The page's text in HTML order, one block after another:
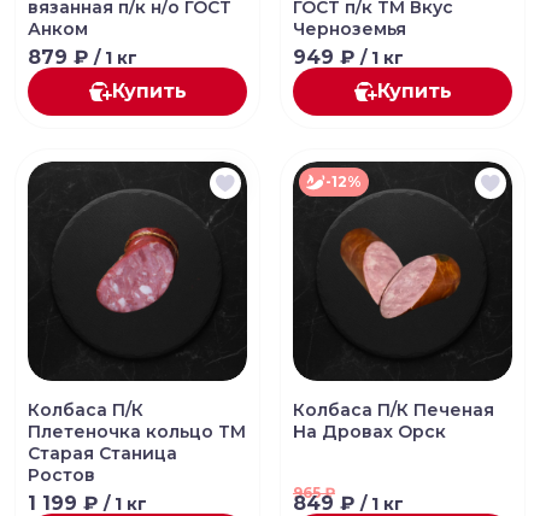
вязанная п/к н/о ГОСТ
Анком
879 ₽ / 1 кг
Купить
ГОСТ п/к ТМ Вкус
Черноземья
949 ₽ / 1 кг
Купить
Колбаса П/К
Плетеночка кольцо ТМ
Старая Станица
Ростов
1 199 ₽ / 1 кг
-12%
Колбаса П/К Печеная
На Дровах Орск
965₽
849 ₽ / 1 кг